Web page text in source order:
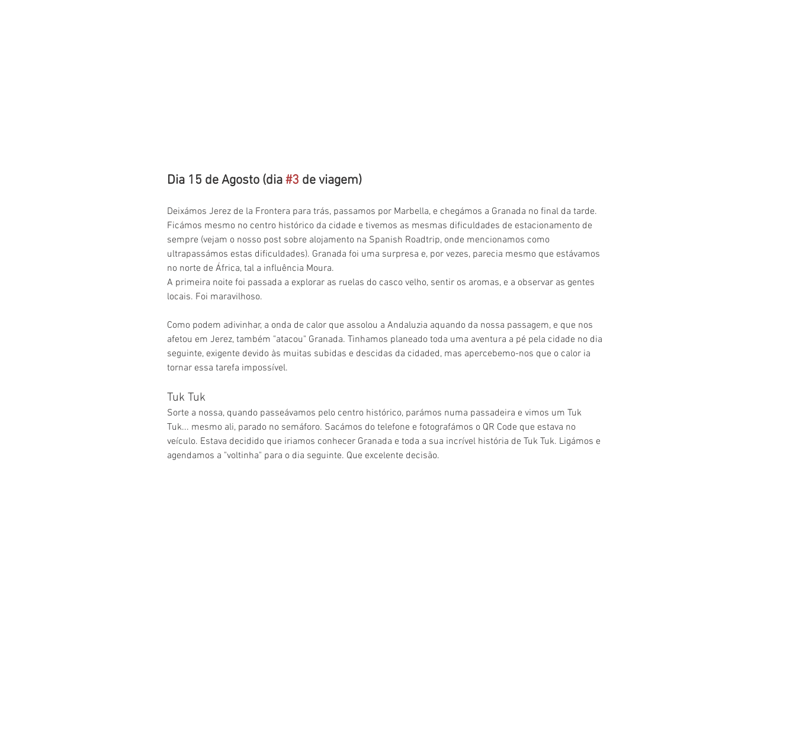
Dia 15 de Agosto (dia #3 de viagem)
Deixámos Jerez de la Frontera para trás, passamos por Marbella, e chegámos a Granada no final da tarde.
Ficámos mesmo no centro histórico da cidade e tivemos as mesmas dificuldades de estacionamento de
sempre (vejam o nosso post sobre alojamento na Spanish Roadtrip, onde mencionamos como
ultrapassámos estas dificuldades). Granada foi uma surpresa e, por vezes, parecia mesmo que estávamos
no norte de África, tal a influência Moura.
A primeira noite foi passada a explorar as ruelas do casco velho, sentir os aromas, e a observar as gentes
locais. Foi maravilhoso.
Como podem adivinhar, a onda de calor que assolou a Andaluzia aquando da nossa passagem, e que nos
afetou em Jerez, também "atacou" Granada. Tinhamos planeado toda uma aventura a pé pela cidade no dia
seguinte, exigente devido às muitas subidas e descidas da cidaded, mas apercebemo-nos que o calor ia
tornar essa tarefa impossível.
Tuk Tuk
Sorte a nossa, quando passeávamos pelo centro histórico, parámos numa passadeira e vimos um Tuk
Tuk... mesmo ali, parado no semáforo. Sacámos do telefone e fotografámos o QR Code que estava no
veículo. Estava decidido que iriamos conhecer Granada e toda a sua incrível história de Tuk Tuk. Ligámos e
agendamos a "voltinha" para o dia seguinte. Que excelente decisão.